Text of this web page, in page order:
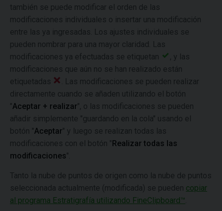
también se puede modificar el orden de las
modificaciones individuales o insertar una modificación
entre las ya ingresadas. Los ajustes individuales se
pueden nombrar para una mayor claridad. Las
modificaciones ya efectuadas se etiquetan
, y las
modificaciones que aún no se han realizado están
etiquetadas
. Las modificaciones se pueden realizar
directamente cuando se añaden utilizando el botón
"Aceptar + realizar", o las modificaciones se pueden
añadir simplemente "guardando en la cola" usando el
botón "Aceptar" y luego se realizan todas las
modificaciones con el botón "Realizar todas las
modificaciones".
Tanto la nube de puntos de origen como la nube de puntos
seleccionada actualmente (modificada) se pueden copiar
al programa Estratigrafía utilizando FineClipboard™